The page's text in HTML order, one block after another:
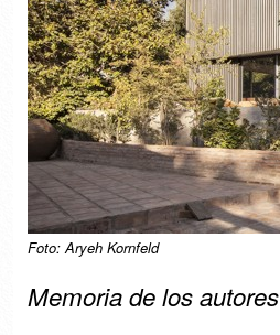
Foto: Aryeh Kornfeld
Memoria de los autores